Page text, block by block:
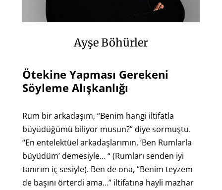
Ayşe Böhürler
Ötekine Yapması Gerekeni
Söyleme Alışkanlığı
Rum bir arkadaşım, “Benim hangi iltifatla
büyüdüğümü biliyor musun?” diye sormuştu.
“En entelektüel arkadaşlarımın, ‘Ben Rumlarla
büyüdüm’ demesiyle… “ (Rumları senden iyi
tanırım iç sesiyle). Ben de ona, “Benim teyzem
de başını örterdi ama…” iltifatına hayli mazhar